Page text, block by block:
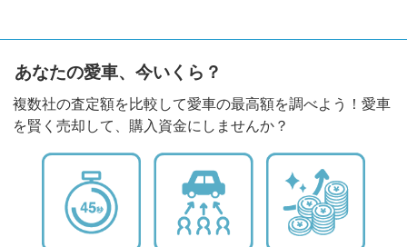
あなたの愛車、今いくら？
複数社の査定額を比較して愛車の最高額を調べよう！愛車
を賢く売却して、購入資金にしませんか？